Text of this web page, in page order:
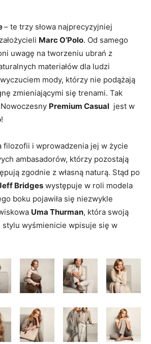
– te trzy słowa najprecyzyjniej
Marc O’Polo. Od samego
uwagę na tworzeniu ubrań z
materiałów dla ludzi
mody, którzy nie podążają
zmieniającymi się trenami. Tak
Premium Casual jest w
!
filozofii i wprowadzenia jej w życie
ambasadorów, którzy pozostają
zgodnie z własną naturą. Stąd po
Bridges występuje w roli modela
boku pojawiła się niezwykle
Uma Thurman, która swoją
stylu wyśmienicie wpisuje się w